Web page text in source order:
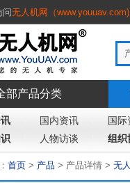
问无人机网（www.youuav.com)
部产品分类
国内资讯 国际
人物访谈 组织
首页 > 产品 > 无
> 产品详情